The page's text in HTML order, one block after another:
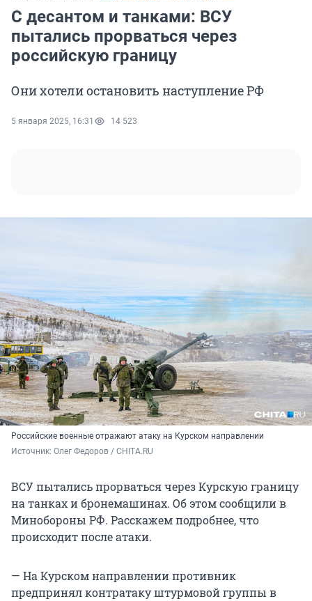
С десантом и танками: ВСУ
пытались прорваться через
российскую границу
Они хотели остановить наступление РФ
5 января 2025, 16:31 14 523
Российские военные отражают атаку на Курском направлении
Источник: Олег Федоров / CHITA.RU
ВСУ пытались прорваться через Курскую границу
на танках и бронемашинах. Об этом сообщили в
Минобороны РФ. Расскажем подробнее, что
происходит после атаки.
— На Курском направлении противник
предпринял контратаку штурмовой группы в